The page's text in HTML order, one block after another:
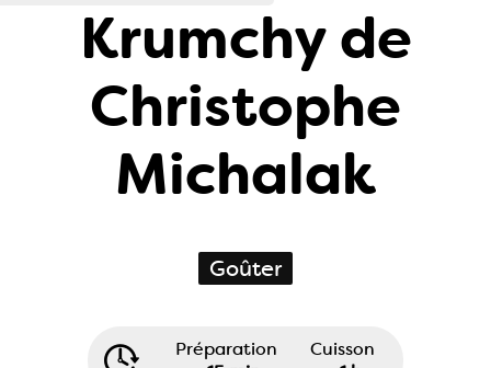
Krumchy de
Christophe
Michalak
Goûter
Préparation
Cuisson